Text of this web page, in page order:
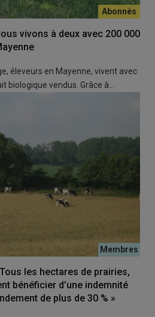
vivons à deux avec 200 000
éleveurs en Mayenne, vivent avec
biologique vendus. Grâce à…
les hectares de prairies,
bénéficier d’une indemnité
de plus de 30 % »